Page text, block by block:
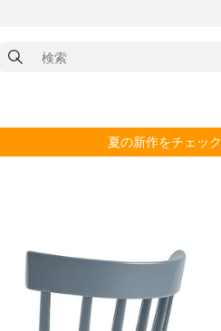
夏の新作をチェック